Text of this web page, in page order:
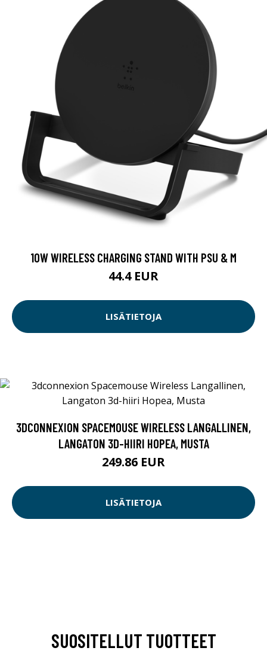
10W WIRELESS CHARGING STAND WITH PSU & M
44.4 EUR
LISÄTIETOJA
3DCONNEXION SPACEMOUSE WIRELESS LANGALLINEN,
LANGATON 3D-HIIRI HOPEA, MUSTA
249.86 EUR
LISÄTIETOJA
SUOSITELLUT TUOTTEET